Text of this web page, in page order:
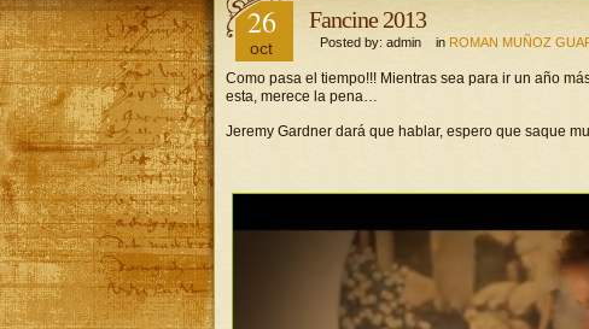
26
oct
Fancine 2013
Posted by: admin in ROMAN MUÑOZ
Como pasa el tiempo!!! Mientras sea para ir un año
esta, merece la pena…
Jeremy Gardner dará que hablar, espero que saque